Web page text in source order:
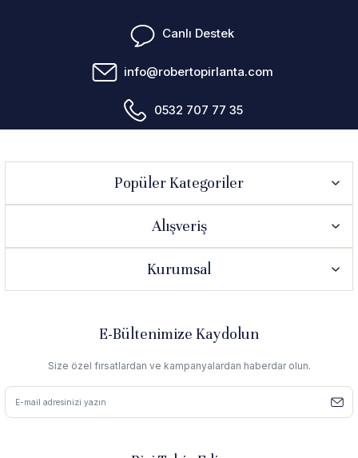
Canlı Destek
info@robertopirlanta.com
0532 707 77 35
Popüler Kategoriler
Alışveriş
Kurumsal
E-Bültenimize Kaydolun
Size özel fırsatlardan ve kampanyalardan haberdar olun.